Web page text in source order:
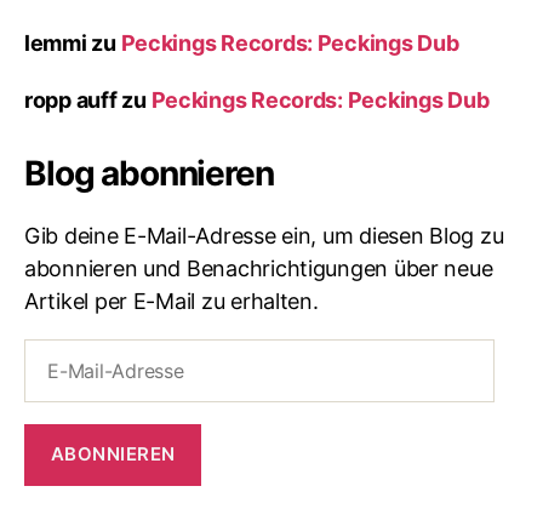
lemmi zu Peckings Records: Peckings Dub
ropp auffzu Peckings Records: Peckings Dub
Blog abonnieren
Gib deine E-Mail-Adresse ein, um diesen Blog zu
abonnieren und Benachrichtigungen über neue
Artikel per E-Mail zu erhalten.
Mail-
Adresse
ABONNIEREN